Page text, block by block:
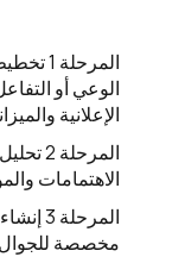
المرحلة 1
الوعي أو
الإعلانية
المرحلة 2
الاهتمامات
المرحلة 3
مخصصة للجوال